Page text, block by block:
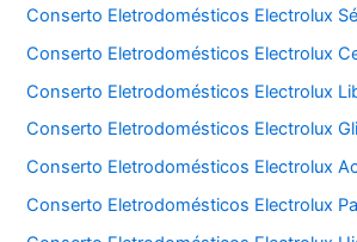
Conserto Eletrodomésticos Electrolux Sé
Conserto Eletrodomésticos Electrolux
Conserto Eletrodomésticos Electrolux
Conserto Eletrodomésticos Electrolux
Conserto Eletrodomésticos Electrolux
Conserto Eletrodomésticos Electrolux